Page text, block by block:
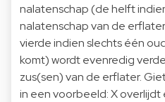
nalatenschap (de helft
nalatenschap van de
vierde indien slechts één
komt) wordt evenredig
zus(sen) van de erflater.
in een voorbeeld: X